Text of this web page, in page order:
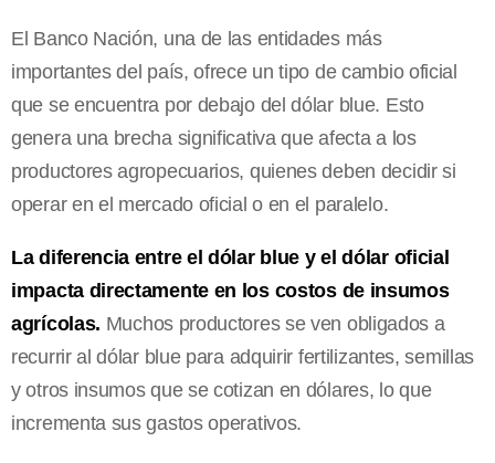
El Banco Nación, una de las entidades más
importantes del país, ofrece un tipo de cambio oficial
que se encuentra por debajo del dólar blue. Esto
genera una brecha significativa que afecta a los
productores agropecuarios, quienes deben decidir si
operar en el mercado oficial o en el paralelo.
La diferencia entre el dólar blue y el dólar oficial
impacta directamente en los costos de insumos
agrícolas. Muchos productores se ven obligados a
recurrir al dólar blue para adquirir fertilizantes, semillas
y otros insumos que se cotizan en dólares, lo que
incrementa sus gastos operativos.